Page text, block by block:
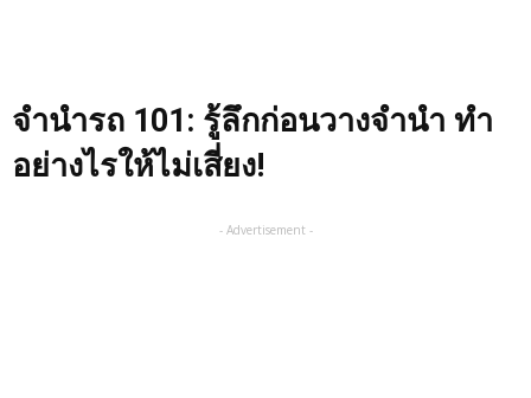
จำนำรถ 101: รู้ลึกก่อนวางจำนำ ทำ
อย่างไรให้ไม่เสี่ยง!
- Advertisement -